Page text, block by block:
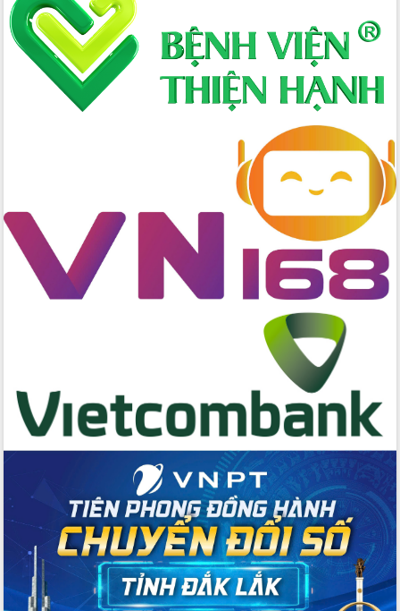
“Hồ sơ phi địa giới – Bước tiến mới
trong cải cách hành chính”
Phó Chủ tịch UBND tỉnh Nguyễn Thiên
Văn kiểm tra công tác chống khai thác
IUU và nuôi trồng thủy sản
Tăng cường các giải pháp nhằm phát
Tập huấn công tác đối ngoại và tuyên
truyền quản lý biên giới, biển đảo
Nhiều cách làm hay trong chuyển đổi
số vì người dân
Quyết tâm phấn đấu hoàn thành thắng
kỳ 2025 - 2030
Đắk Lắk hoàn thành mục tiêu xóa nhà
tạm, nhà dột nát năm 2025
Phiên trù bị Đại hội đại biểu Đảng bộ
tỉnh Đắk Lắk lần thứ I, nhiệm kỳ 2025-
2030
Hiệp hội Doanh nhân Đắk Lắk cần tiên
phong trong chuyển đổi số, kiến tạo
môi trường kinh doanh công bằng,
minh bạch
Họp Ban Chỉ đạo Quốc gia về chống